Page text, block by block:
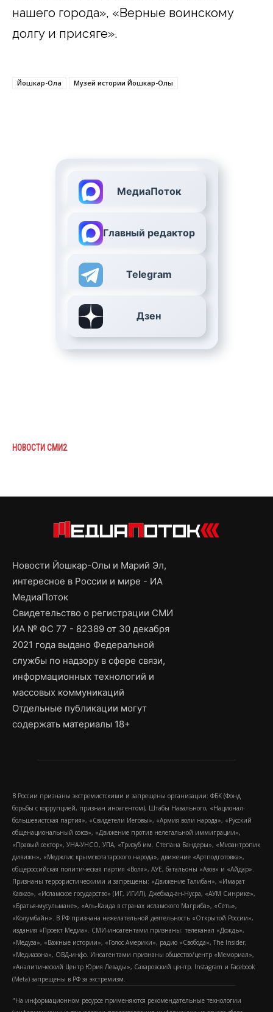
нашего города», «Верные воинскому
долгу и присяге».
Йошкар-Ола Музей истории Йошкар-Олы
МедиаПоток
Главный редактор
Telegram
Дзен
НОВОСТИ СМИ2
Новости Йошкар-Олы и Марий Эл,
интересное в России и мире - ИА
МедиаПоток
Свидетельство о регистрации СМИ
ИА № ФС 77 - 82389 от 30 декабря
2021 года выдано Федеральной
службы по надзору в сфере связи,
информационных технологий и
массовых коммуникаций
Отдельные публикации могут
содержать материалы 18+
В России признаны экстремистскими и запрещены организации: ФБК (Фонд
борьбы с коррупцией, признан иноагентом), Штабы Навального, «Национал-
большевистская партия», «Свидетели Иеговы», «Армия воли народа», «Русский
общенациональный союз», «Движение против нелегальной иммиграции»,
«Правый сектор», УНА-УНСО, УПА, «Тризуб им. Степана Бандеры», «Мизантропик
дивижн», «Меджлис крымскотатарского народа», движение «Артподготовка»,
общероссийская политическая партия «Воля», АУЕ, батальоны «Азов» и «Айдар».
Признаны террористическими и запрещены: «Движение Талибан», «Имарат
Кавказ», «Исламское государство» (ИГ, ИГИЛ), Джебхад-ан-Нусра, «АУМ Синрике»,
«Братья-мусульмане», «Аль-Каида в странах исламского Магриба», «Сеть»,
«Колумбайн». В РФ признана нежелательной деятельность «Открытой России»,
издания «Проект Медиа». СМИ-иноагентами признаны: телеканал «Дождь»,
«Медуза», «Важные истории», «Голос Америки», радио «Свобода», The Insider,
«Медиазона», ОВД-инфо. Иноагентами признаны общество/центр «Мемориал»,
«Аналитический Центр Юрия Левады», Сахаровский центр. Instagram и Facebook
(Metа) запрещены в РФ за экстремизм.
"На информационном ресурсе применяются рекомендательные технологии